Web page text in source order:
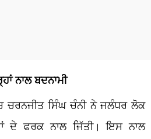
ਨਾਲ ਬਦਨਾਮੀ
ਚਰਨਜੀਤ ਸਿੰਘ ਚੰਨੀ ਨੇ ਜਲੰਧਰ ਲੋਕ
ਦੇ ਫਰਕ ਨਾਲ ਜਿੱਤੀ। ਇਸ ਨਾਲ